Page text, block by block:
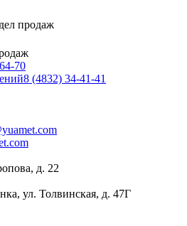
продаж
70
8 (4832) 34-41-41
д. 22
ул. Толвинская, д. 47Г